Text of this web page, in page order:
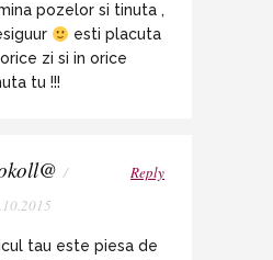
pozelor si tinuta ,
esti placuta
zi si in orice
tu !!!
/
Reply
tau este piesa de